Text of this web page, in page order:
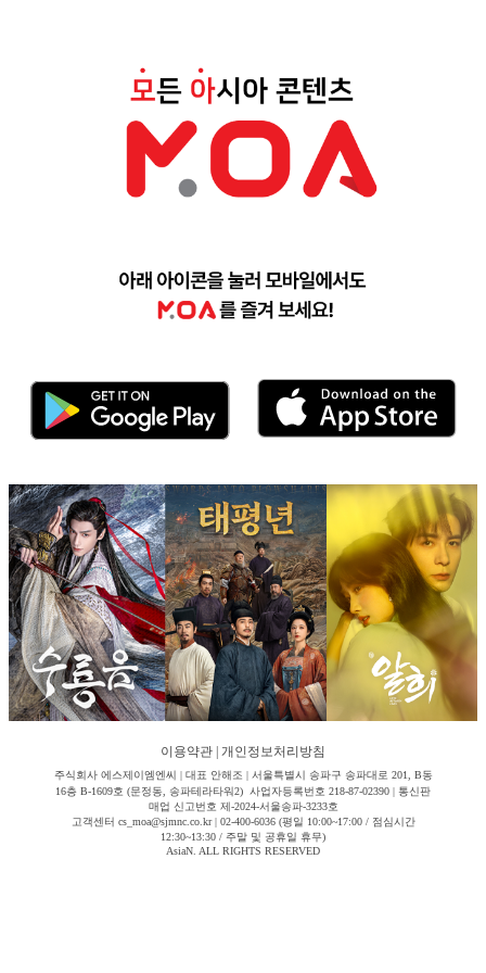
이용약관 개인정보처리방침
주식회사 에스제이엠엔씨 | 대표 안해조 | 서울특별시 송파구 송파대로 201, B동
16층 B-1609호 (문정동, 송파테라타워2) 사업자등록번호 218-87-02390 | 통신판
매업 신고번호 제-2024-서울송파-3233호
고객센터 cs_moa@sjmnc.co.kr | 02-400-6036 (평일 10:00~17:00 / 점심시간
12:30~13:30 / 주말 및 공휴일 휴무)
AsiaN. ALL RIGHTS RESERVED